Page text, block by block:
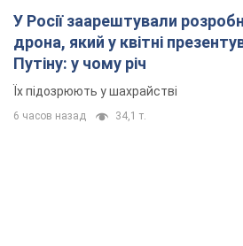
У Росії заарештували
дрона, який у квітні
Путіну: у чому річ
Їх підозрюють у шахрайстві
6 часов назад 34,1 т.